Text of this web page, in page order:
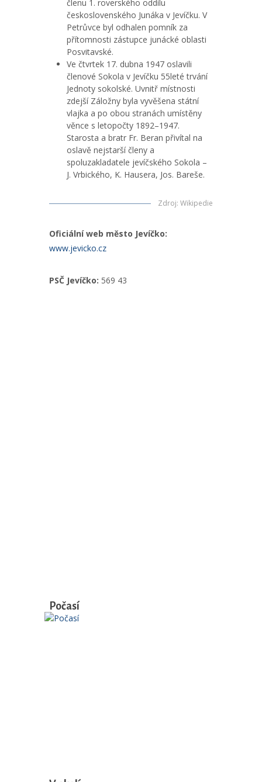
členu 1. roverského oddílu
československého Junáka v Jevíčku. V
Petrůvce byl odhalen pomník za
přítomnosti zástupce junácké oblasti
Posvitavské.
Ve čtvrtek 17. dubna 1947 oslavili
členové Sokola v Jevíčku 55leté trvání
Jednoty sokolské. Uvnitř místnosti
zdejší Záložny byla vyvěšena státní
vlajka a po obou stranách umístěny
věnce s letopočty 1892–1947.
Starosta a bratr Fr. Beran přivítal na
oslavě nejstarší členy a
spoluzakladatele jevíčského Sokola –
J. Vrbického, K. Hausera, Jos. Bareše.
Zdroj: Wikipedie
Oficiální web město Jevíčko:
www.jevicko.cz
PSČ Jevíčko: 569 43
Počasí